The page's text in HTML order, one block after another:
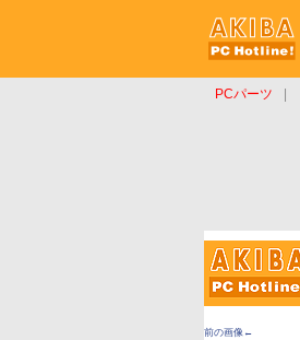
PCパーツ
前の画像←